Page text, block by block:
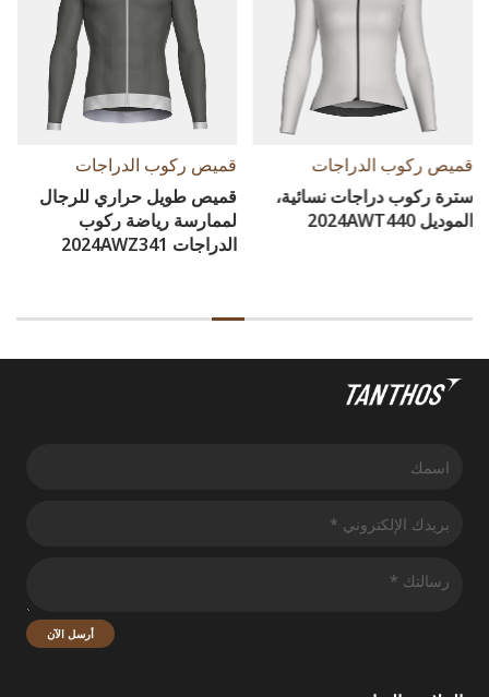
قميص ركوب الدراجات
سترة ركوب دراجات نسائية،
الموديل 2024AWT440
قميص ركوب الدراجات
قميص طويل حراري للرجال
لممارسة رياضة ركوب
الدراجات 2024AWZ341
أرسل الآن